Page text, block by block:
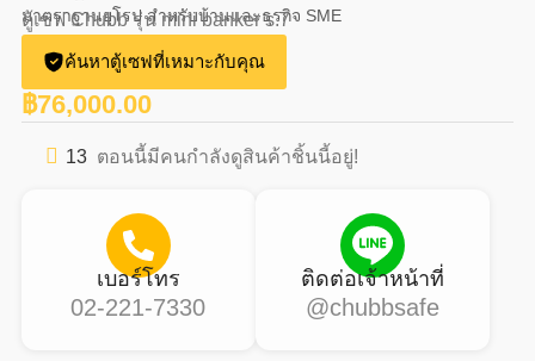
มาตราฐานยุโรป สำหรับบ้านและธุรกิจ SME
ตู้เซฟ Chubb รุ่น mini banker s.7
ค้นหาตู้เซฟที่เหมาะกับคุณ
฿76,000.00
13 ตอนนี้มีคนกำลังดูสินค้าชิ้นนี้อยู่!
เบอร์โทร
02-221-7330
ติดต่อเจ้าหน้าที่
@chubbsafe